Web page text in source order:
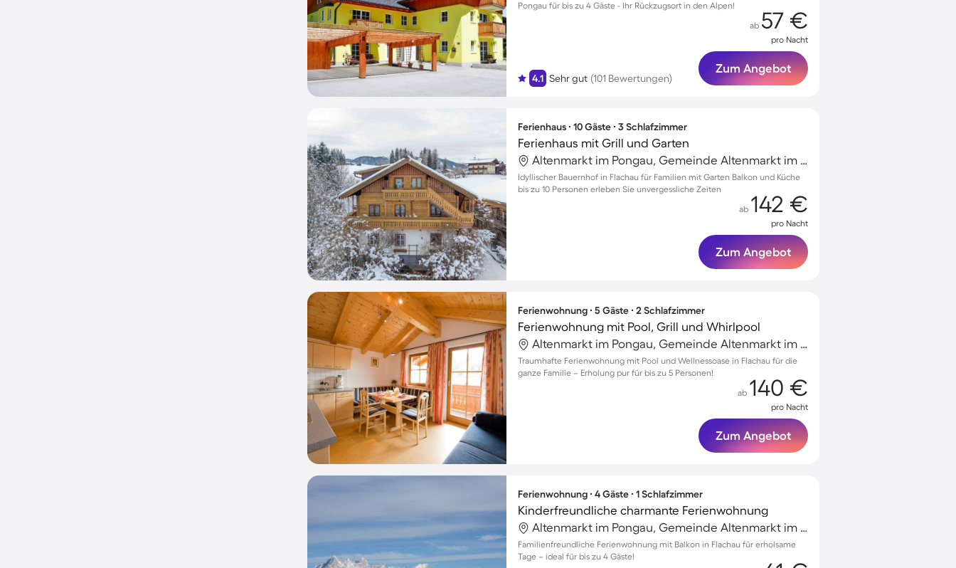
Pongau für bis zu 4 Gäste - Ihr Rückzugsort in den Alpen!
4.1 Sehr gut (101 Bewertungen)
ab 57 €
pro Nacht
Zum Angebot
Ferienhaus ∙ 10 Gäste ∙ 3 Schlafzimmer
Ferienhaus mit Grill und Garten
Altenmarkt im Pongau, Gemeinde Altenmarkt im Pongau, Österreich
Idyllischer Bauernhof in Flachau für Familien mit Garten Balkon und Küche
bis zu 10 Personen erleben Sie unvergessliche Zeiten
ab 142 €
pro Nacht
Zum Angebot
Ferienwohnung ∙ 5 Gäste ∙ 2 Schlafzimmer
Ferienwohnung mit Pool, Grill und Whirlpool
Altenmarkt im Pongau, Gemeinde Altenmarkt im Pongau, Österreich
Traumhafte Ferienwohnung mit Pool und Wellnessoase in Flachau für die
ganze Familie – Erholung pur für bis zu 5 Personen!
ab 140 €
pro Nacht
Zum Angebot
Ferienwohnung ∙ 4 Gäste ∙ 1 Schlafzimmer
Kinderfreundliche charmante Ferienwohnung
Altenmarkt im Pongau, Gemeinde Altenmarkt im Pongau, Österreich
Familienfreundliche Ferienwohnung mit Balkon in Flachau für erholsame
Tage – ideal für bis zu 4 Gäste!